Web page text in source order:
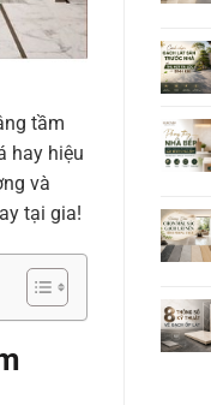
tầm
hay hiệu
và
tại gia!